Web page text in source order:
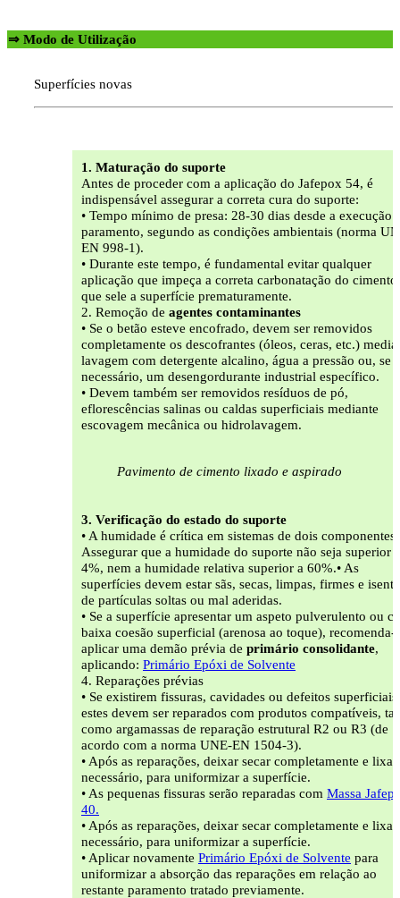
⇒ Modo de Utilização
Superfícies novas
1. Maturação do suporte
Antes de proceder com a aplicação do Jafepox 54, é
indispensável assegurar a correta cura do suporte:
• Tempo mínimo de presa: 28-30 dias desde a execução
paramento, segundo as condições ambientais (norma
EN 998-1).
• Durante este tempo, é fundamental evitar qualquer
aplicação que impeça a correta carbonatação do
que sele a superfície prematuramente.
2. Remoção de agentes contaminantes
• Se o betão esteve encofrado, devem ser removidos
completamente os descofrantes (óleos, ceras, etc.)
lavagem com detergente alcalino, água a pressão ou, se
necessário, um desengordurante industrial específico.
• Devem também ser removidos resíduos de pó,
eflorescências salinas ou caldas superficiais mediante
escovagem mecânica ou hidrolavagem.
Pavimento de cimento lixado e aspirado
3. Verificação do estado do suporte
• A humidade é crítica em sistemas de dois componentes.
Assegurar que a humidade do suporte não seja superior a
4%, nem a humidade relativa superior a 60%.• As
superfícies devem estar sãs, secas, limpas, firmes e
de partículas soltas ou mal aderidas.
• Se a superfície apresentar um aspeto pulverulento ou
baixa coesão superficial (arenosa ao toque), recomenda-
aplicar uma demão prévia de primário consolidante,
aplicando: Primário Epóxi de Solvente
4. Reparações prévias
• Se existirem fissuras, cavidades ou defeitos superficiais,
estes devem ser reparados com produtos compatíveis,
como argamassas de reparação estrutural R2 ou R3 (de
acordo com a norma UNE-EN 1504-3).
• Após as reparações, deixar secar completamente e
necessário, para uniformizar a superfície.
• As pequenas fissuras serão reparadas com Massa
40.
• Após as reparações, deixar secar completamente e
necessário, para uniformizar a superfície.
• Aplicar novamente Primário Epóxi de Solvente para
uniformizar a absorção das reparações em relação ao
restante paramento tratado previamente.